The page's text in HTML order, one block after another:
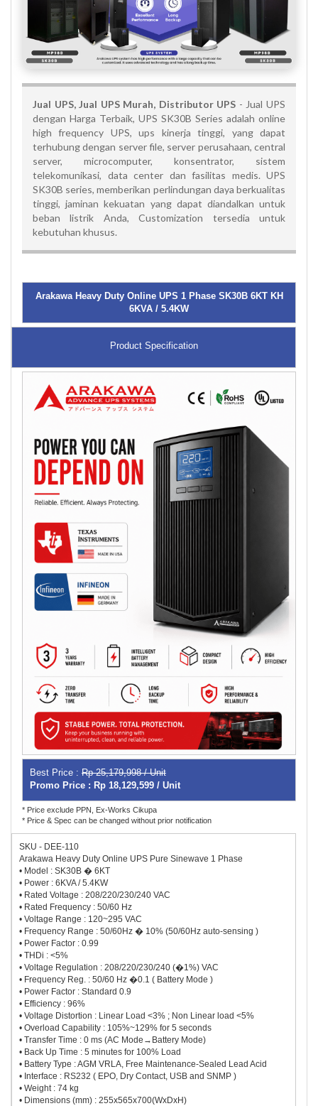
Jual UPS, Jual UPS Murah, Distributor UPS - Jual UPS
dengan Harga Terbaik, UPS SK30B Series adalah online
high frequency UPS, ups kinerja tinggi, yang dapat
terhubung dengan server file, server perusahaan, central
server, microcomputer, konsentrator, sistem
telekomunikasi, data center dan fasilitas medis. UPS
SK30B series, memberikan perlindungan daya berkualitas
tinggi, jaminan kekuatan yang dapat diandalkan untuk
beban listrik Anda, Customization tersedia untuk
kebutuhan khusus.
Arakawa Heavy Duty Online UPS 1 Phase SK30B 6KT KH
6KVA / 5.4KW
Product Specification
Best Price : Rp 25,179,998 / Unit
Promo Price : Rp 18,129,599 / Unit
* Price exclude PPN, Ex-Works Cikupa
* Price & Spec can be changed without prior notification
SKU - DEE-110
Arakawa Heavy Duty Online UPS Pure Sinewave 1 Phase
• Model : SK30B � 6KT
• Power : 6KVA / 5.4KW
• Rated Voltage : 208/220/230/240 VAC
• Rated Frequency : 50/60 Hz
• Voltage Range : 120~295 VAC
• Frequency Range : 50/60Hz � 10% (50/60Hz auto-sensing )
• Power Factor : 0.99
• THDi : <5%
• Voltage Regulation : 208/220/230/240 (�1%) VAC
• Frequency Reg. : 50/60 Hz �0.1 ( Battery Mode )
• Power Factor : Standard 0.9
• Efficiency : 96%
• Voltage Distortion : Linear Load <3% ; Non Linear load <5%
• Overload Capability : 105%~129% for 5 seconds
• Transfer Time : 0 ms (AC Mode→Battery Mode)
• Back Up Time : 5 minutes for 100% Load
• Battery Type : AGM VRLA, Free Maintenance-Sealed Lead Acid
• Interface : RS232 ( EPO, Dry Contact, USB and SNMP )
• Weight : 74 kg
• Dimensions (mm) : 255x565x700(WxDxH)